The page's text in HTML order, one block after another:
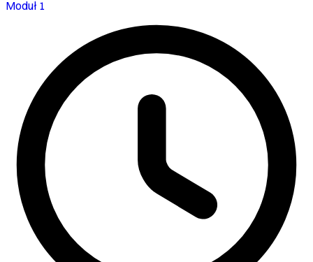
Moduł 1